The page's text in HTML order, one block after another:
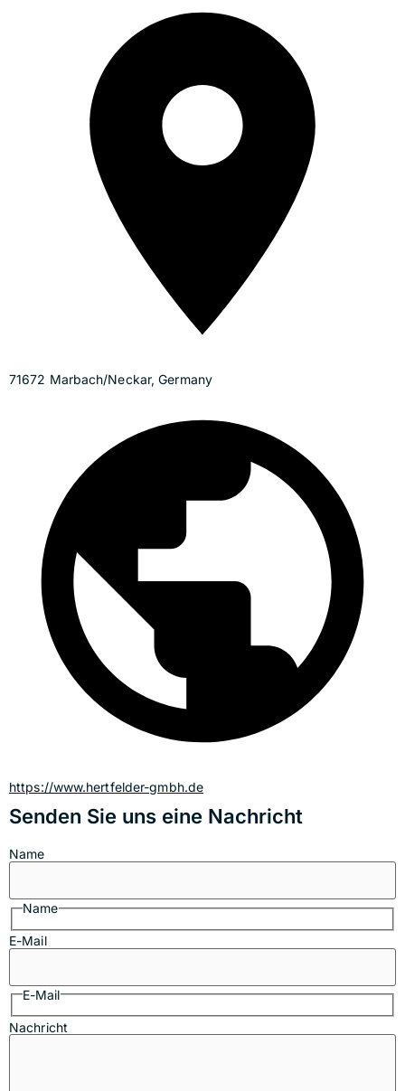
71672 Marbach/Neckar, Germany
https://www.hertfelder-gmbh.de
Senden Sie uns eine Nachricht
Name
Name
E-Mail
E-Mail
Nachricht